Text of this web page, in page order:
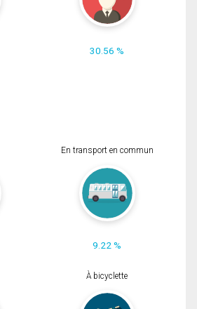
30.56 %
En transport en commun
9.22 %
À bicyclette